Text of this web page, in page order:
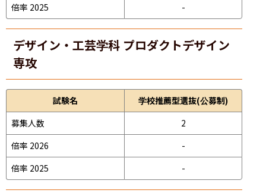
倍率 2025
-
デザイン・工芸学科 プロダクトデザイン
専攻
試験名
学校推薦型選抜(公募制)
募集人数
2
倍率 2026
-
倍率 2025
-